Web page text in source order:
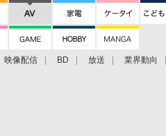
映像配信 BD 放送 業界動向